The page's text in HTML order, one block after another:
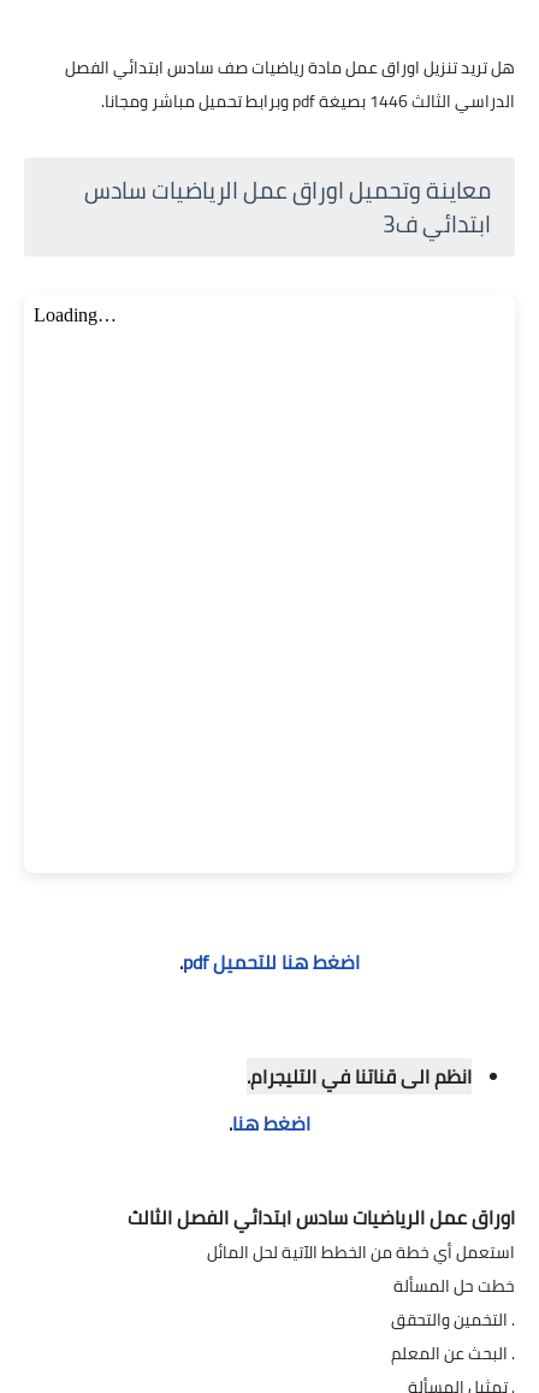
هل تريد تنزيل اوراق عمل مادة رياضيات صف سادس ابتدائي الفصل
الدراسي الثالث 1446 بصيغة pdf وبرابط تحميل مباشر ومجانا.
معاينة وتحميل اوراق عمل الرياضيات سادس
ابتدائي ف3
اضغط هنا للتحميل pdf .
انظم الى قناتنا في التليجرام.
اضغط هنا.
اوراق عمل الرياضيات سادس ابتدائي الفصل الثالث
استعمل أي خطة من الخطط الآتية لحل المائل
خطت حل المسألة
. التخمين والتحقق
. البحث عن المعلم